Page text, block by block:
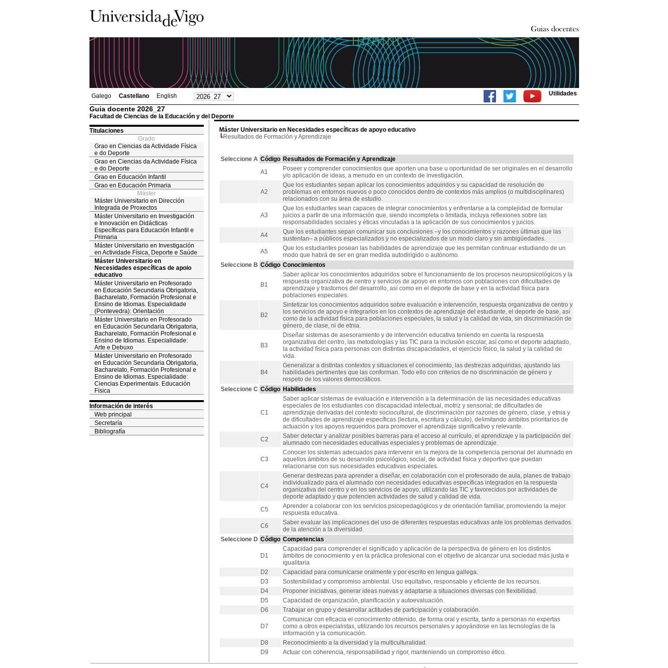
Galego Castellano English Utilidades
Guia docente 2026_27
Facultad de Ciencias de la Educación y del Deporte
Titulaciones
Grado
Grao en Ciencias da Actividade Física
e do Deporte
Grao en Ciencias da Actividade Física
e do Deporte
Grao en Educación Infantil
Grao en Educación Primaria
Máster
Máster Universitario en Dirección
Integrada de Proxectos
Máster Universitario en Investigación
e Innovación en Didácticas
Específicas para Educación Infantil e
Primaria
Máster Universitario en Investigación
en Actividade Física, Deporte e Saúde
Máster Universitario en
Necesidades específicas de apoio
educativo
Máster Universitario en Profesorado
en Educación Secundaria Obrigatoria,
Bacharelato, Formación Profesional e
Ensino de Idiomas. Especialidade
(Pontevedra): Orientación
Máster Universitario en Profesorado
en Educación Secundaria Obrigatoria,
Bacharelato, Formación Profesional e
Ensino de Idiomas. Especialidade:
Arte e Debuxo
Máster Universitario en Profesorado
en Educación Secundaria Obrigatoria,
Bacharelato, Formación Profesional e
Ensino de Idiomas. Especialidade:
Ciencias Experimentais. Educación
Física
Información de interés
Web principal
Secretaría
Bibliografía
Máster Universitario en Necesidades específicas de apoyo educativo
Resultados de Formación y Aprendizaje
Seleccione A Código Resultados de Formación y Aprendizaje
A1
Poseer y comprender conocimientos que aporten una base u oportunidad de ser originales en el desarrollo
y/o aplicación de ideas, a menudo en un contexto de investigación.
A2
Que los estudiantes sepan aplicar los conocimientos adquiridos y su capacidad de resolución de
problemas en entornos nuevos o poco conocidos dentro de contextos más amplios (o multidisciplinares)
relacionados con su área de estudio.
A3
Que los estudiantes sean capaces de integrar conocimientos y enfrentarse a la complejidad de formular
juicios a partir de una información que, siendo incompleta o limitada, incluya reflexiones sobre las
responsabilidades sociales y éticas vinculadas a la aplicación de sus conocimientos y juicios.
A4
Que los estudiantes sepan comunicar sus conclusiones –y los conocimientos y razones últimas que las
sustentan– a públicos especializados y no especializados de un modo claro y sin ambigüedades.
A5
Que los estudiantes posean las habilidades de aprendizaje que les permitan continuar estudiando de un
modo que habrá de ser en gran medida autodirigido o autónomo.
Seleccione B Código Conocimientos
B1
Saber aplicar los conocimientos adquiridos sobre el funcionamiento de los procesos neuropsicológicos y la
respuesta organizativa de centro y servicios de apoyo en entornos con poblaciones con dificultades de
aprendizaje y trastornos del desarrollo, así como en el deporte de base y en la actividad física para
poblaciones especiales.
B2
Sintetizar los conocimientos adquiridos sobre evaluación e intervención, respuesta organizativa de centro y
los servicios de apoyo e integrarlos en los contextos de aprendizaje del estudiante, el deporte de base, así
como de la actividad física para poblaciones especiales, la salud y la calidad de vida, sin discriminación de
género, de clase, ni de etnia.
B3
Diseñar sistemas de asesoramiento y de intervención educativa teniendo en cuenta la respuesta
organizativa del centro, las metodologías y las TIC para la inclusión escolar, así como el deporte adaptado,
la actividad física para personas con distintas discapacidades, el ejercicio físico, la salud y la calidad de
vida.
B4
Generalizar a distintas contextos y situaciones el conocimiento, las destrezas adquiridas, ajustando las
habilidades pertinentes que las conforman. Todo ello con criterios de no discriminación de género y
respeto de los valores democráticos.
Seleccione C Código Habilidades
C1
Saber aplicar sistemas de evaluación e intervención a la determinación de las necesidades educativas
especiales de los estudiantes con discapacidad intelectual, motriz y sensorial; de dificultades de
aprendizaje derivadas del contexto sociocultural, de discriminación por razones de género, clase, y etnia y
de dificultades de aprendizaje específicas (lectura, escritura y cálculo), delimitando ámbitos prioritarios de
actuación y los apoyos requeridos para promover el aprendizaje significativo y relevante.
C2
Saber detectar y analizar posibles barreras para el acceso al currículo, el aprendizaje y la participación del
alumnado con necesidades educativas especiales y problemas de aprendizaje.
C3
Conocer los sistemas adecuados para intervenir en la mejora de la competencia personal del alumnado en
aquellos ámbitos de su desarrollo psicológico, social, de actividad física y deportivo que puedan
relacionarse con sus necesidades educativas especiales.
C4
Generar destrezas para aprender a diseñar, en colaboración con el profesorado de aula, planes de trabajo
individualizado para el alumnado con necesidades educativas específicas integrados en la respuesta
organizativa del centro y en los servicios de apoyo, utilizando las TIC y favorecidos por actividades de
deporte adaptado y que potencien actividades de salud y calidad de vida.
C5
Aprender a colaborar con los servicios psicopedagógicos y de orientación familiar, promoviendo la mejor
respuesta educativa.
C6
Saber evaluar las implicaciones del uso de diferentes respuestas educativas ante los problemas derivados
de la atención a la diversidad.
Seleccione D Código Competencias
D1
Capacidad para comprender el significado y aplicación de la perspectiva de género en los distintos
ámbitos de conocimiento y en la práctica profesional con el objetivo de alcanzar una sociedad más justa e
igualitaria
D2
Capacidad para comunicarse oralmente y por escrito en lengua gallega.
D3
Sostenibilidad y compromiso ambiental. Uso equitativo, responsable y eficiente de los recursos.
D4
Proponer iniciativas, generar ideas nuevas y adaptarse a situaciones diversas con flexibilidad.
D5
Capacidad de organización, planificación y autoevaluación.
D6
Trabajar en grupo y desarrollar actitudes de participación y colaboración.
D7
Comunicar con eficacia el conocimiento obtenido, de forma oral y escrita, tanto a personas no expertas
como a otros especialistas, utilizando los recursos personales y apoyándose en las tecnologías de la
información y la comunicación.
D8
Reconocimiento a la diversidad y la multiculturalidad.
D9
Actuar con coherencia, responsabilidad y rigor, manteniendo un compromiso ético.